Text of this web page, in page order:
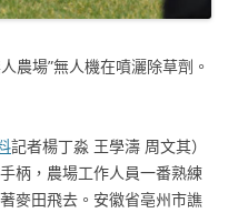
農場”無人機在噴灑除草劑。
記者楊丁淼 王學濤 周文其）
柄，農場工作人員一番熟練
麥田飛去。安徽省亳州市譙